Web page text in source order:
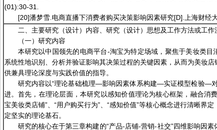
(01):30-31.
[20]潘梦雪.电商直播下消费者购买决策影响因素研究[D].上海财经
二、主要研究（设计）内容、研究（设计）思想及工作方法或工作
（一）研究内容
本研究以中国领先的电商平台-淘宝为特定场域，聚焦于美妆类目
系统性地识别、分析并验证影响其决策过程的关键因素，从而为美妆
供兼具理论深度与实践价值的指导。
研究内容以“理论基础梳理—影响因素体系构建—实证模型检验—
进。首先，在理论层面，本研究以感知价值理论为核心框架，融合消
宝美妆类店铺”、“用户购买行为”、“感知价值”等核心概念进行清晰界
定坚实的理论基石。
研究的核心在于第三章构建的“产品-店铺-营销-社交”四维影响因